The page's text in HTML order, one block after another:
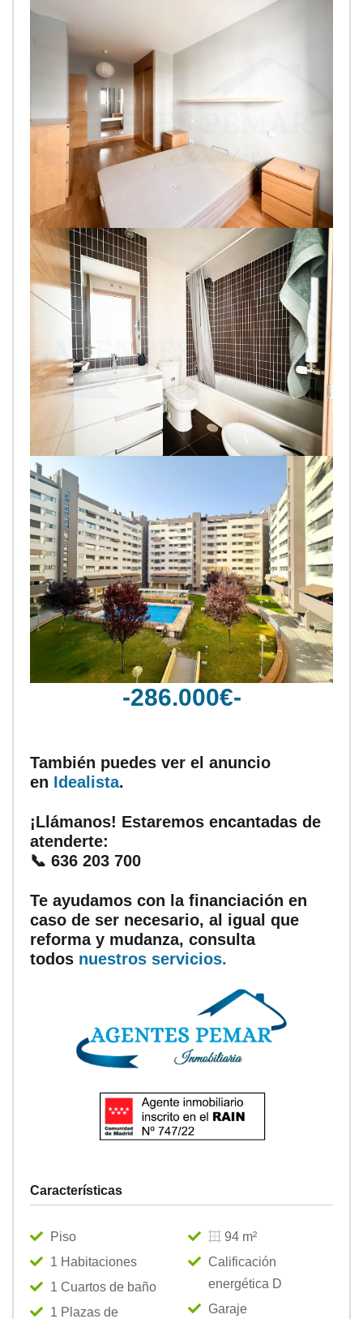
-286.000€-
También puedes ver el anuncio
en Idealista.
¡Llámanos! Estaremos encantadas de
atenderte:
📞 636 203 700
Te ayudamos con la financiación en
caso de ser necesario, al igual que
reforma y mudanza, consulta
todos nuestros servicios.
Características
Piso
1 Habitaciones
1 Cuartos de baño
1 Plazas de
94 m²
Calificación
energética D
Garaje